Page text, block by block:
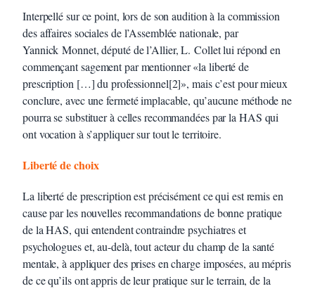
Interpellé sur ce point, lors de son audition à la commission
des affaires sociales de l’Assemblée nationale, par
Yannick Monnet, député de l’Allier, L. Collet lui répond en
commençant sagement par mentionner «la liberté de
prescription […] du professionnel[2]», mais c’est pour mieux
conclure, avec une fermeté implacable, qu’aucune méthode ne
pourra se substituer à celles recommandées par la HAS qui
ont vocation à s’appliquer sur tout le territoire.
Liberté de choix
La liberté de prescription est précisément ce qui est remis en
cause par les nouvelles recommandations de bonne pratique
de la HAS, qui entendent contraindre psychiatres et
psychologues et, au-delà, tout acteur du champ de la santé
mentale, à appliquer des prises en charge imposées, au mépris
de ce qu’ils ont appris de leur pratique sur le terrain, de la